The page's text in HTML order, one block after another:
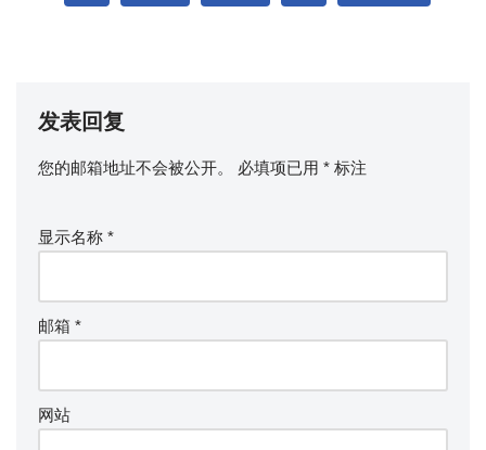
发表回复
您的邮箱地址不会被公开。 必填项已用 * 标注
显示名称 *
邮箱 *
网站